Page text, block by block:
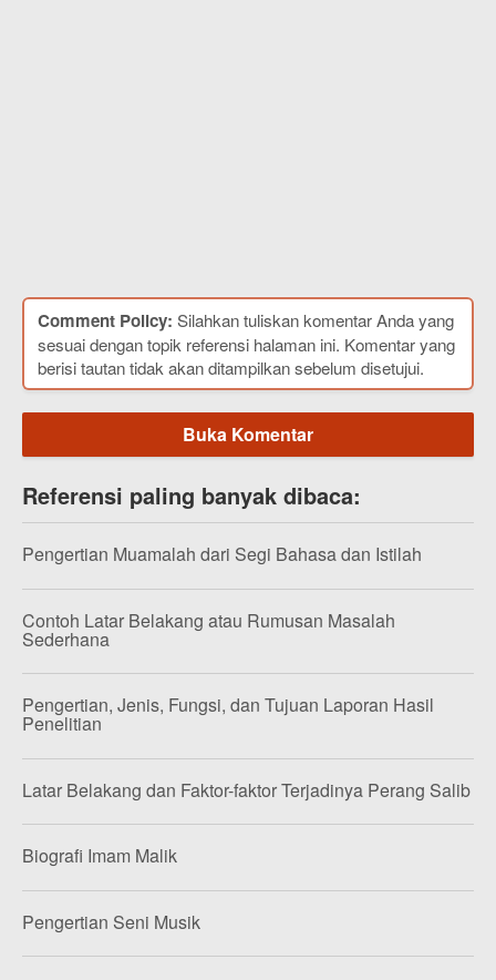
Comment Policy: Silahkan tuliskan komentar Anda yang
sesuai dengan topik referensi halaman ini. Komentar yang
berisi tautan tidak akan ditampilkan sebelum disetujui.
Buka Komentar
Referensi paling banyak dibaca:
Pengertian Muamalah dari Segi Bahasa dan Istilah
Contoh Latar Belakang atau Rumusan Masalah
Sederhana
Pengertian, Jenis, Fungsi, dan Tujuan Laporan Hasil
Penelitian
Latar Belakang dan Faktor-faktor Terjadinya Perang Salib
Biografi Imam Malik
Pengertian Seni Musik